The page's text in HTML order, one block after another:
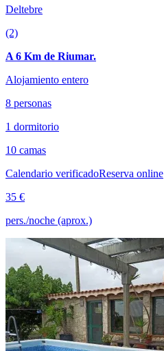
Deltebre
(2)
A 6 Km de Riumar.
Alojamiento entero
8 personas
1 dormitorio
10 camas
Calendario verificadoReserva online
35 €
pers./noche (aprox.)